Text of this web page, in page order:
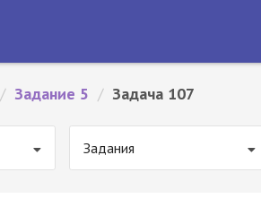
/ Задание 5 / Задача 107
Задания